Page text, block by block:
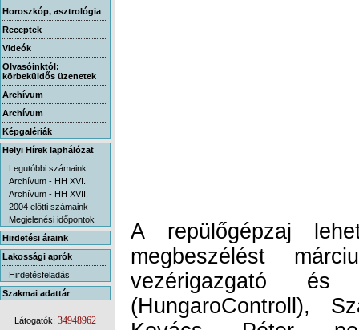
Horoszkóp, asztrológia
Receptek
Videók
Olvasóinktól:
körbeküldős üzenetek
Archívum
Archívum
Képgalériák
Helyi Hírek laphálózat
Legutóbbi számaink
Archívum - HH XVI.
Archívum - HH XVII.
2004 előtti számaink
Megjelenési időpontok
Hirdetési áraink
Lakossági aprók
Hirdetésfeladás
Szakmai adattár
Látogatók: 34948962
A repülőgépzaj
megbeszélést
vezérigazgató
(HungaroControll),
Kovács Péter